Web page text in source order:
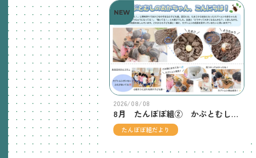
NEW
2026/08/08
8月 たんぽぽ組② かぶとむしのあかちゃん、こんにちは！
たんぽぽ組だより